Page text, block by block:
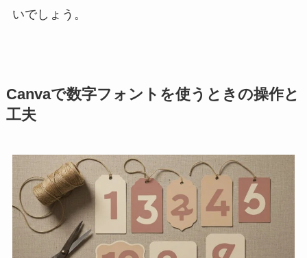
いでしょう。
Canvaで数字フォントを使うときの操作と
工夫